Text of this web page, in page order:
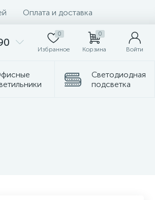
Оплата и доставка
0
Избранное
0
Корзина Войти
Светодиодная
подсветка